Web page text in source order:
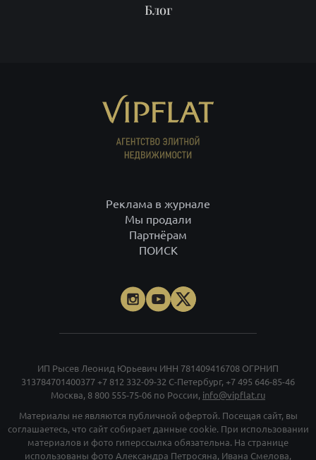
Блог
Реклама в журнале
Мы продали
Партнёрам
ПОИСК
ИП Рысев Леонид Юрьевич ИНН 781409416708 ОГРНИП
313784701400377 +7 812 332-09-32 С-Петербург, +7 495 646-85-46
Москва, 8 800 555-75-06 по России, info@vipflat.ru
Материалы не являются публичной офертой. Посещая сайт, вы
соглашаетесь, что сайт собирает данные cookie. При использовании
материалов и фото гиперссылка обязательна. На странице
использованы фото Александра Петросяна, Ивана Смелова,